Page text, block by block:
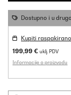
Dostupno i u
Kupiti raspakirano
199,99 € uklj. PDV
Informacije o proizvodu